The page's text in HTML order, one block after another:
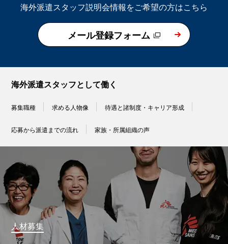
海外派遣スタッフ説明会情報をご希望の方はこちら
メール登録フォーム
海外派遣スタッフとして働く
募集職種 求める人物像 待遇と諸制度・キャリア形成
応募から派遣までの流れ 家族・所属組織の声
人材募集